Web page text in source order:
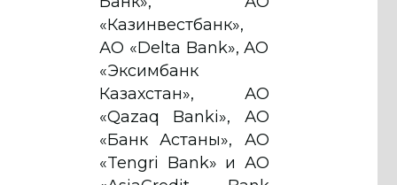
«Казинвестбанк»,
АО «Delta Bank», АО
«Эксимбанк
Казахстан», АО
«Qazaq Banki», АО
«Банк Астаны», АО
«Tengri Bank» и АО